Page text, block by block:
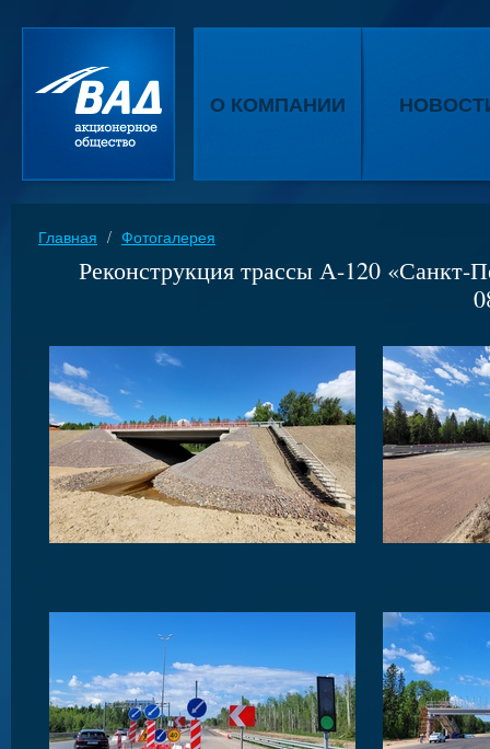
О КОМПАНИИ
Главная / Фотогалерея
Реконструкция трассы А-120 «Санкт-